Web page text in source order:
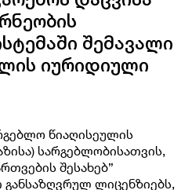
შემავალი
იურიდიული
წიაღისეულის
სარგებლობისათვის,
შესახებ”
ლიცენზიებს,